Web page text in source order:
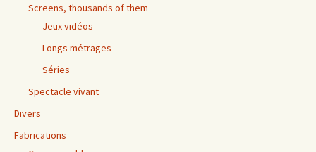
Screens, thousands of them
Jeux vidéos
Longs métrages
Séries
Spectacle vivant
Divers
Fabrications